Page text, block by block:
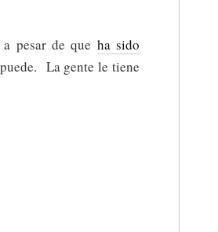
pesar de que ha sido
La gente le tiene